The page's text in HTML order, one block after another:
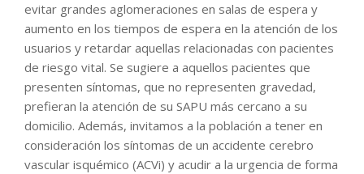
evitar grandes aglomeraciones en salas de espera y
aumento en los tiempos de espera en la atención de los
usuarios y retardar aquellas relacionadas con pacientes
de riesgo vital. Se sugiere a aquellos pacientes que
presenten síntomas, que no representen gravedad,
prefieran la atención de su SAPU más cercano a su
domicilio. Además, invitamos a la población a tener en
consideración los síntomas de un accidente cerebro
vascular isquémico (ACVi) y acudir a la urgencia de forma